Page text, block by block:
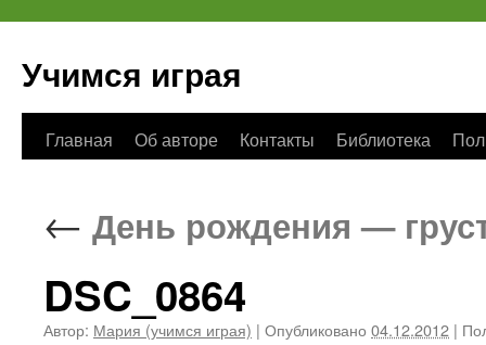
Учимся играя
Перейти
содержимому
Главная Об авторе Контакты Библиотека
← День рождения —
DSC_0864
Автор: Мария (учимся играя) | Опубликовано 04.12.2012 |